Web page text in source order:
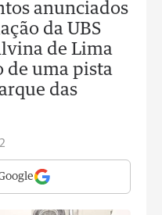
anunciados
da UBS
de Lima
de uma pista
das